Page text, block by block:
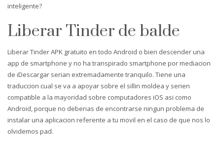
inteligente?
Liberar Tinder de balde
Liberar Tinder APK gratuito en todo Android o bien descender una
app de smartphone y no ha transpirado smartphone por mediacion
de iDescargar seri­an extremadamente tranquilo. Tiene una
traduccion cual se va a apoyar sobre el silli­n moldea y seri­en
compatible a la mayoridad sobre computadores iOS asi­ como
Android, porque no deberias de encontrarse ningun problema de
instalar una aplicacion referente a tu movil en el caso de que nos lo
olvidemos pad.